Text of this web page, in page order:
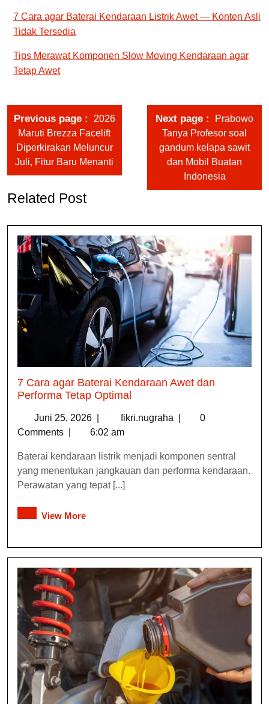
7 Cara agar Baterai Kendaraan Listrik Awet — Konten Asli
Tidak Tersedia
Tips Merawat Komponen Slow Moving Kendaraan agar
Tetap Awet
Previous page
2026
Maruti Brezza Facelift
Diperkirakan Meluncur
Juli, Fitur Baru Menanti
Next page
Prabowo
Tanya Profesor soal
gandum kelapa sawit
dan Mobil Buatan
Indonesia
Related Post
7 Cara agar Baterai Kendaraan Awet dan
Performa Tetap Optimal
Juni 25, 2026 fikri.nugraha
0
Comments
6:02 am
Baterai kendaraan listrik menjadi komponen sentral
yang menentukan jangkauan dan performa kendaraan.
Perawatan yang tepat [...]
View More